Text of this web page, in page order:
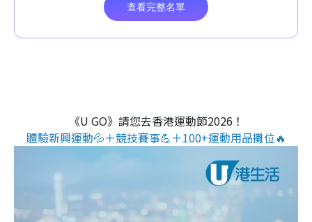
《U GO》請您去香港運動節2026！
體驗新興運動💦＋競技賽事💪＋100+運動用品攤位🔥